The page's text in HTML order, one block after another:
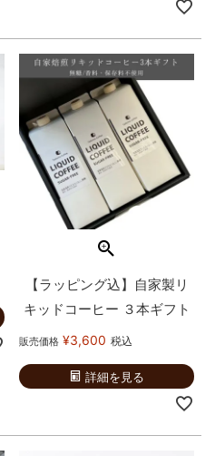
【ラッピング込】自家製リ
キッドコーヒー ３本ギフト
販売価格 ¥3,600 税込
詳細を見る